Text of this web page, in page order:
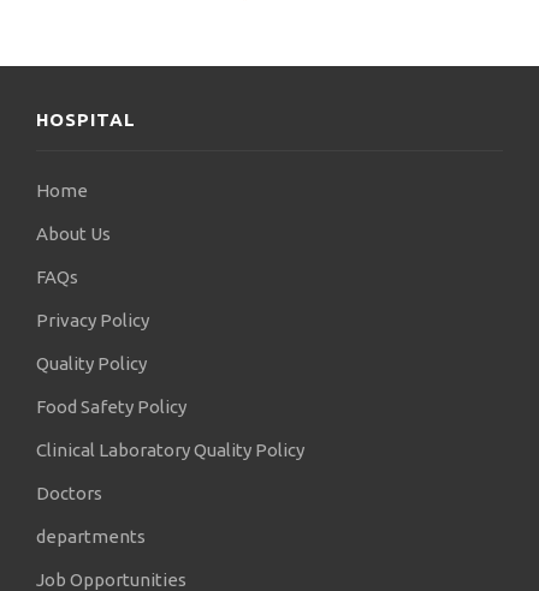
HOSPITAL
Home
About Us
FAQs
Privacy Policy
Quality Policy
Food Safety Policy
Clinical Laboratory Quality Policy
Doctors
departments
Job Opportunities